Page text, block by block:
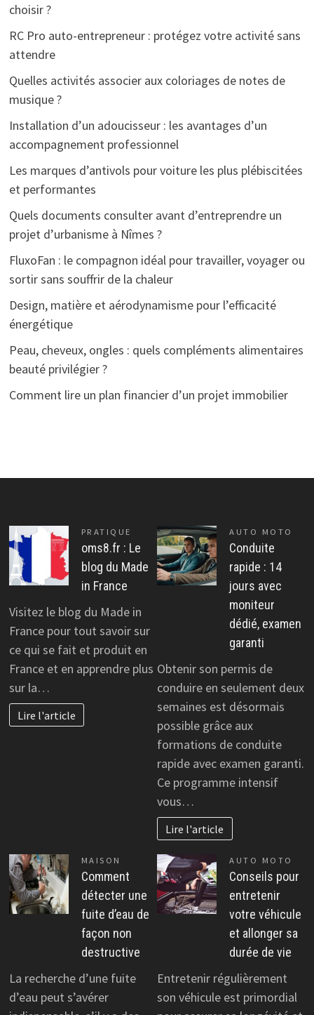
choisir ?
RC Pro auto-entrepreneur : protégez votre activité sans
attendre
Quelles activités associer aux coloriages de notes de
musique ?
Installation d’un adoucisseur : les avantages d’un
accompagnement professionnel
Les marques d’antivols pour voiture les plus plébiscitées
et performantes
Quels documents consulter avant d’entreprendre un
projet d’urbanisme à Nîmes ?
FluxoFan : le compagnon idéal pour travailler, voyager ou
sortir sans souffrir de la chaleur
Design, matière et aérodynamisme pour l’efficacité
énergétique
Peau, cheveux, ongles : quels compléments alimentaires
beauté privilégier ?
Comment lire un plan financier d’un projet immobilier
PRATIQUE
oms8.fr : Le
blog du Made
in France
Visitez le blog du Made in
France pour tout savoir sur
ce qui se fait et produit en
France et en apprendre plus
sur la…
Lire l'article
AUTO MOTO
Conduite
rapide : 14
jours avec
moniteur
dédié, examen
garanti
Obtenir son permis de
conduire en seulement deux
semaines est désormais
possible grâce aux
formations de conduite
rapide avec examen garanti.
Ce programme intensif
vous…
Lire l'article
MAISON
Comment
détecter une
fuite d’eau de
façon non
destructive
La recherche d’une fuite
d’eau peut s’avérer
AUTO MOTO
Conseils pour
entretenir
votre véhicule
et allonger sa
durée de vie
Entretenir régulièrement
son véhicule est primordial